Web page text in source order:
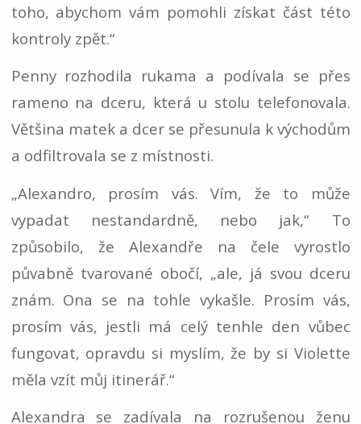
toho, abychom vám pomohli získat část této
kontroly zpět.“
Penny rozhodila rukama a podívala se přes
rameno na dceru, která u stolu telefonovala.
Většina matek a dcer se přesunula k východům
a odfiltrovala se z místnosti.
„Alexandro, prosím vás. Vím, že to může
vypadat nestandardně, nebo jak,“ To
způsobilo, že Alexandře na čele vyrostlo
půvabně tvarované obočí, „ale, já svou dceru
znám. Ona se na tohle vykašle. Prosím vás,
prosím vás, jestli má celý tenhle den vůbec
fungovat, opravdu si myslím, že by si Violette
měla vzít můj itinerář.“
Alexandra se zadívala na rozrušenou ženu